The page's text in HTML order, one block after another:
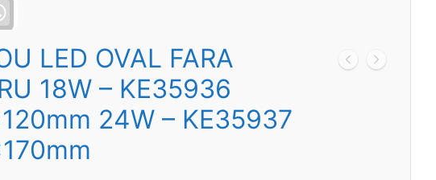
LED OVAL FARA
18W – KE35936
24W – KE35937